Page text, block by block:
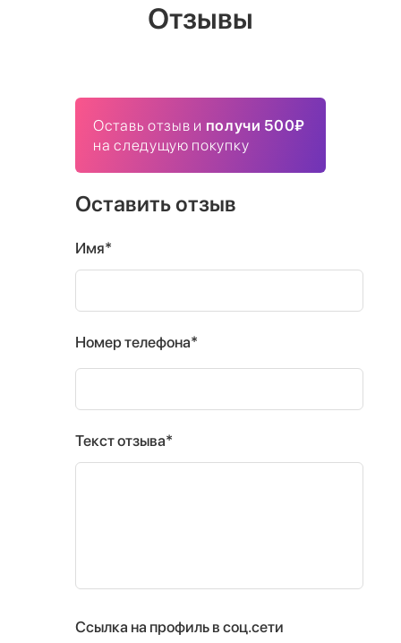
Отзывы
Оставь отзыв и получи 500₽
на следущую покупку
Оставить отзыв
Имя*
Номер телефона*
Текст отзыва*
Ссылка на профиль в соц.сети